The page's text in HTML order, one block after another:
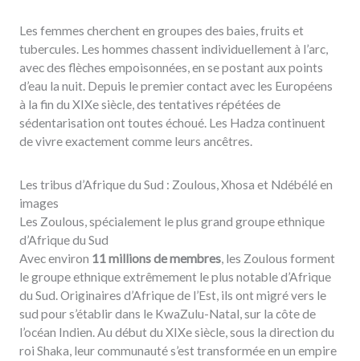
Les femmes cherchent en groupes des baies, fruits et
tubercules. Les hommes chassent individuellement à l’arc,
avec des flèches empoisonnées, en se postant aux points
d’eau la nuit. Depuis le premier contact avec les Européens
à la fin du XIXe siècle, des tentatives répétées de
sédentarisation ont toutes échoué. Les Hadza continuent
de vivre exactement comme leurs ancêtres.
Les tribus d’Afrique du Sud : Zoulous, Xhosa et Ndébélé en
images
Les Zoulous, spécialement le plus grand groupe ethnique
d’Afrique du Sud
Avec environ 11 millions de membres, les Zoulous forment
le groupe ethnique extrêmement le plus notable d’Afrique
du Sud. Originaires d’Afrique de l’Est, ils ont migré vers le
sud pour s’établir dans le KwaZulu-Natal, sur la côte de
l’océan Indien. Au début du XIXe siècle, sous la direction du
roi Shaka, leur communauté s’est transformée en un empire